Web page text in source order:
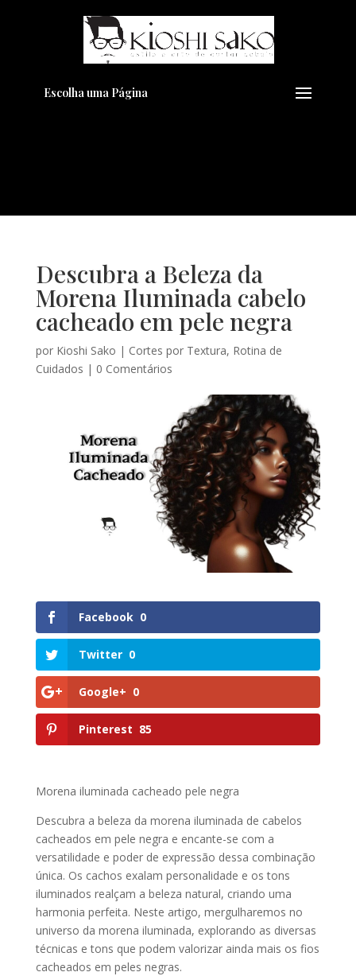
Escolha uma Página
Descubra a Beleza da
Morena Iluminada cabelo
cacheado em pele negra
por Kioshi Sako | Cortes por Textura, Rotina de
Cuidados | 0 Comentários
Facebook 0
Twitter 0
Google+ 0
Pinterest 85
Morena iluminada cacheado pele negra
Descubra a beleza da morena iluminada de cabelos
cacheados em pele negra e encante-se com a
versatilidade e poder de expressão dessa combinação
única. Os cachos exalam personalidade e os tons
iluminados realçam a beleza natural, criando uma
harmonia perfeita. Neste artigo, mergulharemos no
universo da morena iluminada, explorando as diversas
técnicas e tons que podem valorizar ainda mais os fios
cacheados em peles negras.
Pensando em transformar seu
Visual??